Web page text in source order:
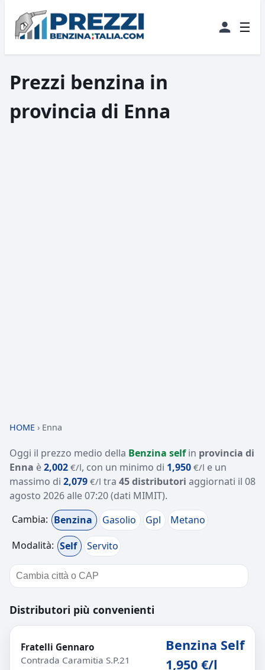
☰
Prezzi benzina in
provincia di Enna
HOME › Enna
Oggi il prezzo medio della Benzina selfin provincia di
Enna è2,002 €/l, con un minimo di 1,950 €/l e un
massimo di 2,079 €/l tra 45 distributori aggiornati il 08
agosto 2026 alle 07:20(dati MIMIT).
Cambia: Benzina Gasolio Gpl
Metano
Modalità: Self Servito
Distributori più convenienti
Fratelli Gennaro
Contrada Caramitia S.P.21
Benzina Self
1,950 €/l